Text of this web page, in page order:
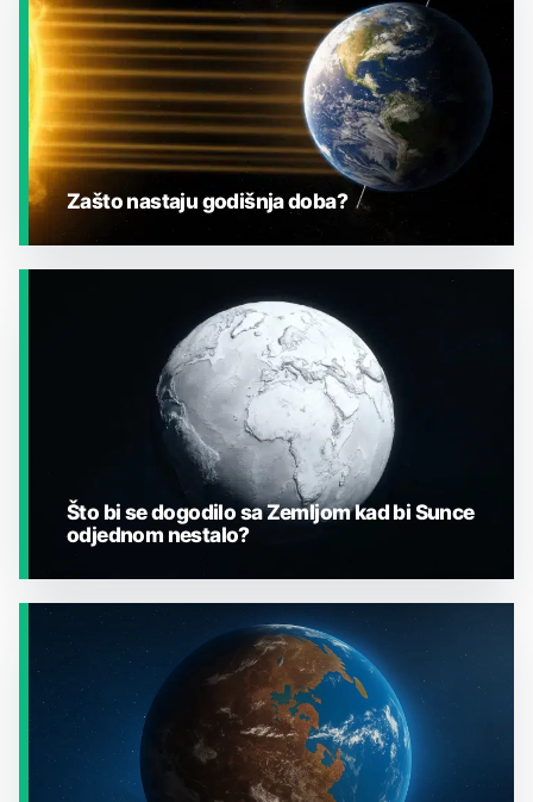
Zašto nastaju godišnja doba?
Što bi se dogodilo sa Zemljom kad bi Sunce
odjednom nestalo?